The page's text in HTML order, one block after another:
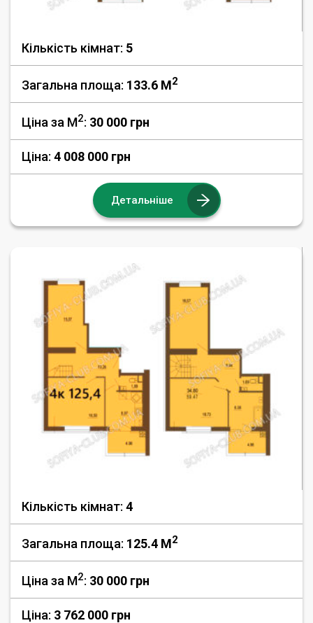
Кількість кімнат: 5
Загальна площа: 133.6 M2
Ціна за М2: 30 000 грн
Ціна: 4 008 000 грн
Детальніше
Кількість кімнат: 4
Загальна площа: 125.4 M2
Ціна за М2: 30 000 грн
Ціна: 3 762 000 грн